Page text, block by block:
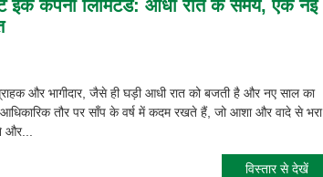
इंक कंपनी लिमिटेड: आधी रात के समय, एक नई
और भागीदार, जैसे ही घड़ी आधी रात को बजती है और नए साल का
तौर पर साँप के वर्ष में कदम रखते हैं, जो आशा और वादे से भरा
और...
विस्तार से देखें